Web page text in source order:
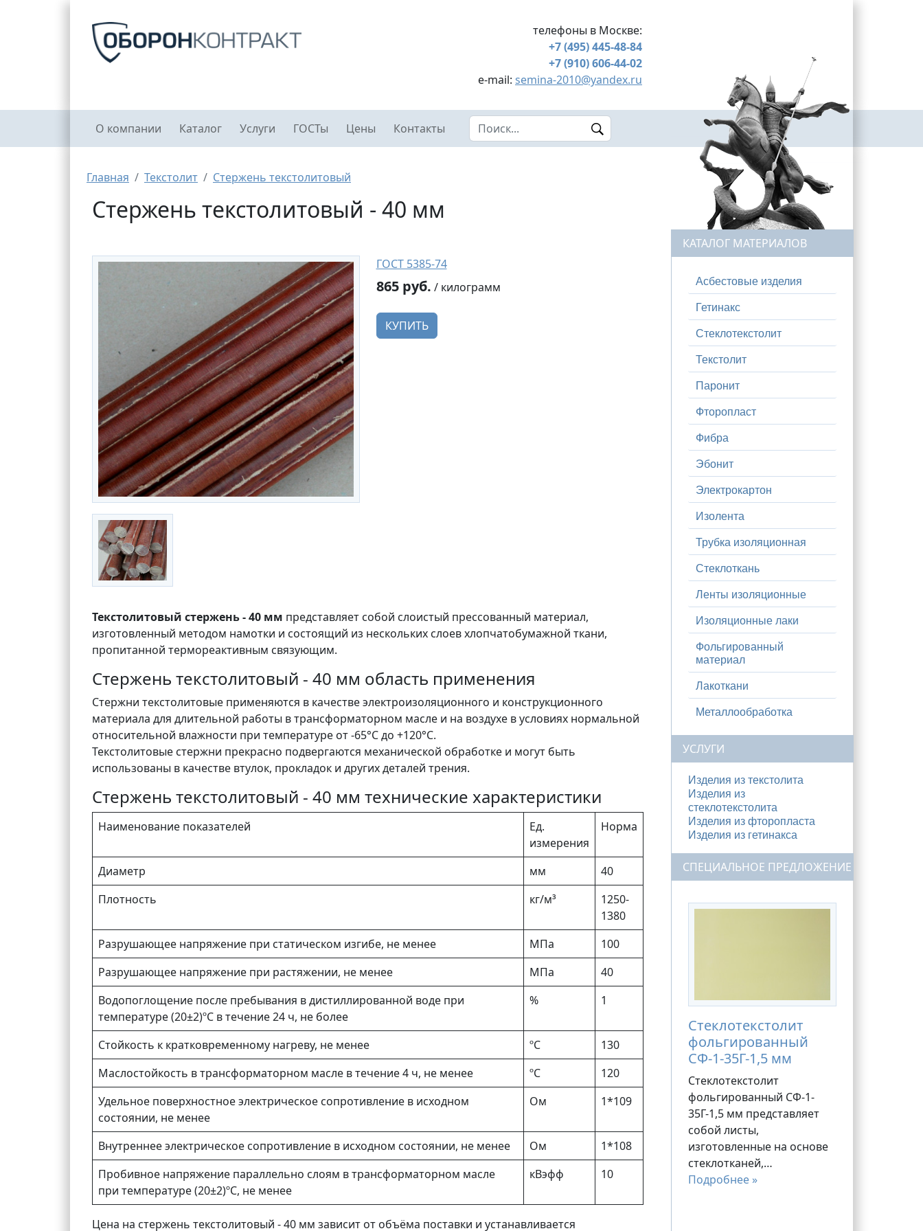
телефоны в Москве:
+7 (495) 445-48-84
+7 (910) 606-44-02
e-mail: semina-2010@yandex.ru
Главное меню
О компании Каталог Услуги ГОСТы Цены Контакты Search this site
Строка навигации
Главная Текстолит Стержень текстолитовый
Стержень текстолитовый - 40 мм
ГОСТ 5385-74
865 руб. / килограмм
КУПИТЬ
Текстолитовый стержень - 40 мм представляет собой слоистый прессованный материал,
изготовленный методом намотки и состоящий из нескольких слоев хлопчатобумажной ткани,
пропитанной термореактивным связующим.
Стержень текстолитовый - 40 мм область применения
Стержни текстолитовые применяются в качестве электроизоляционного и конструкционного
материала для длительной работы в трансформаторном масле и на воздухе в условиях нормальной
относительной влажности при температуре от -65°C до +120°C.
Текстолитовые стержни прекрасно подвергаются механической обработке и могут быть
использованы в качестве втулок, прокладок и других деталей трения.
Стержень текстолитовый - 40 мм технические характеристики
Наименование показателей
Ед.
измерения
Норма
Диаметр мм
40
Плотность
кг/м³
1250-
1380
Разрушающее напряжение при статическом изгибе, не менее
МПа
100
Разрушающее напряжение при растяжении, не менее
МПа
40
Водопоглощение после пребывания в дистиллированной воде при
температуре (20±2)ºС в течение 24 ч, не более
% 1
Стойкость к кратковременному нагреву, не менее ºС
130
Маслостойкость в трансформаторном масле в течение 4 ч, не менее
ºС
120
Удельное поверхностное электрическое сопротивление в исходном
состоянии, не менее
Ом 1*109
Внутреннее электрическое сопротивление в исходном состоянии, не менее Ом
1*108
Пробивное напряжение параллельно слоям в трансформаторном масле
при температуре (20±2)ºС, не менее
кВэфф 10
Цена на стержень текстолитовый - 40 мм зависит от объёма поставки и устанавливается
КАТАЛОГ МАТЕРИАЛОВ
Асбестовые изделия
Гетинакс
Стеклотекстолит
Текстолит
Паронит
Фторопласт
Фибра
Эбонит
Электрокартон
Изолента
Трубка изоляционная
Стеклоткань
Ленты изоляционные
Изоляционные лаки
Фольгированный
материал
Лакоткани
Металлообработка
УСЛУГИ
Изделия из текстолита
Изделия из
стеклотекстолита
Изделия из фторопласта
Изделия из гетинакса
СПЕЦИАЛЬНОЕ ПРЕДЛОЖЕНИЕ
Стеклотекстолит
фольгированный
СФ-1-35Г-1,5 мм
Стеклотекстолит
фольгированный СФ-1-
35Г-1,5 мм представляет
собой листы,
изготовленные на основе
стеклотканей,…
Подробнее »